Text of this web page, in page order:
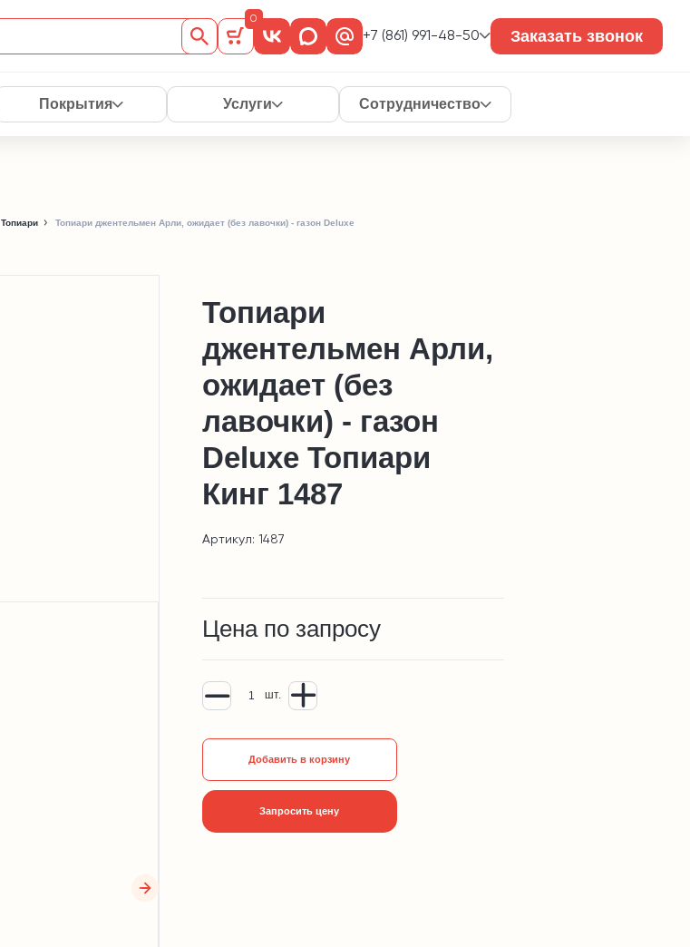
0
+7 (861) 991-48-50 Заказать звонок
Покрытия Услуги Сотрудничество
Топиари Топиари джентельмен Арли, ожидает (без лавочки) - газон Deluxe
Топиари
джентельмен Арли,
ожидает (без
лавочки) - газон
Deluxe Топиари
Кинг 1487
Артикул: 1487
Цена по запросу
шт.
Добавить в корзину
Запросить цену